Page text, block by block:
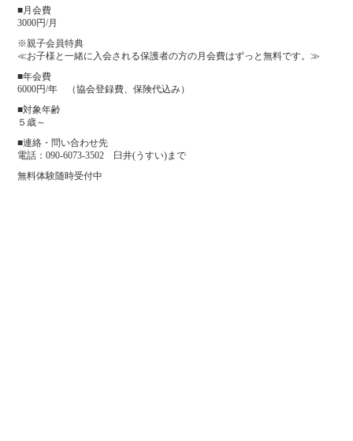
■月会費
3000円/月
※親子会員特典
≪お子様と一緒に入会される保護者の方の月会費はずっと無料です。≫
■年会費
6000円/年 （協会登録費、保険代込み）
■対象年齢
５歳～
■連絡・問い合わせ先
電話：090-6073-3502 臼井(うすい)まで
無料体験随時受付中